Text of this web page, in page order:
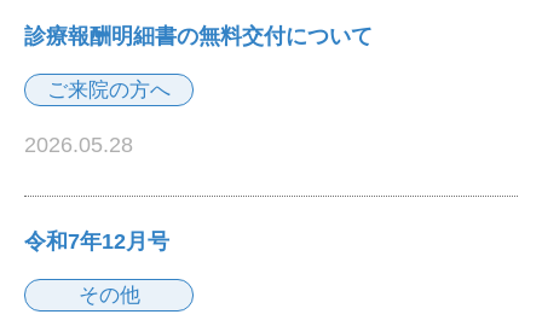
診療報酬明細書の無料交付について
ご来院の方へ
2026.05.28
令和7年12月号
その他